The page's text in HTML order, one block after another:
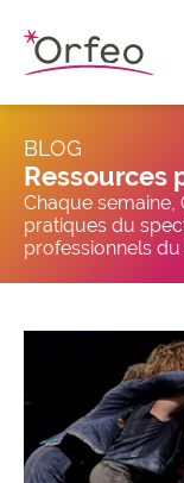
BLOG
Ressources
Chaque
pratiques du
professionnels